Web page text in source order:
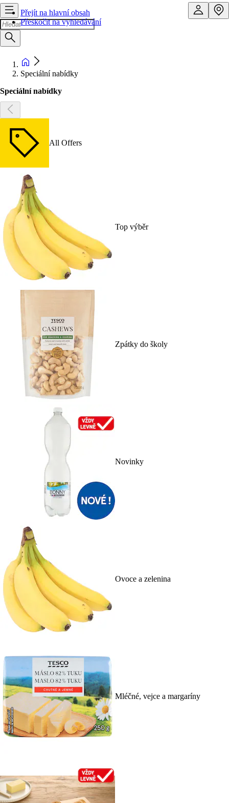
Přejít na hlavní obsah
Přeskočit na vyhledávání
Speciální nabídky
Speciální nabídky
All Offers
Top výběr
Zpátky do školy
Novinky
Ovoce a zelenina
Mléčné, vejce a margaríny